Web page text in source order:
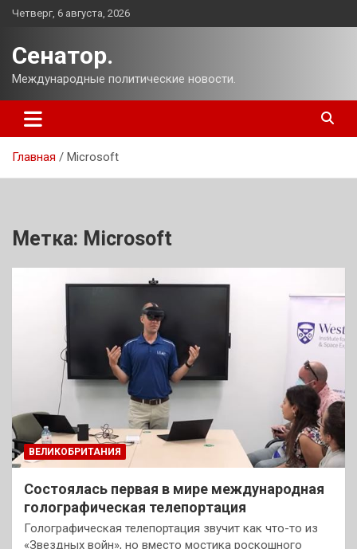
Перейти
Четверг, 6 августа, 2026
Сенатор.
Международные политические новости.
Главная Microsoft
Метка: Microsoft
ВЕЛИКОБРИТАНИЯ
Состоялась первая в мире международная
голографическая телепортация
Голографическая телепортация звучит как что-то из
«Звездных войн», но вместо мостика роскошного